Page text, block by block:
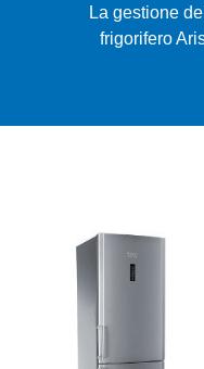
La gestione
frigorifero